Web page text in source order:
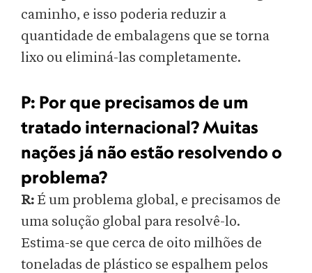
caminho, e isso poderia reduzir a
quantidade de embalagens que se torna
lixo ou eliminá-las completamente.
P: Por que precisamos de um
tratado internacional? Muitas
nações já não estão resolvendo o
problema?
R: É um problema global, e precisamos de
uma solução global para resolvê-lo.
Estima-se que cerca de oito milhões de
toneladas de plástico se espalhem pelos